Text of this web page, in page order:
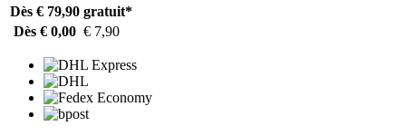
Dès € 79,90 gratuit*
Dès € 0,00 € 7,90